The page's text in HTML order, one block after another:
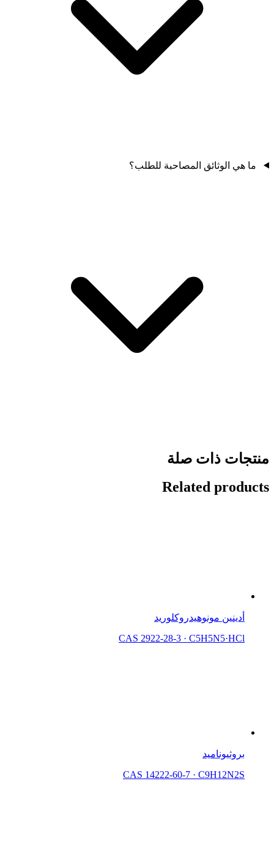
ما هي الوثائق المصاحبة للطلب؟
منتجات ذات صلة
Related products
أدينين مونوهيدروكلوريد
CAS 2922-28-3 · C5H5N5·HCl
بروثيوناميد
CAS 14222-60-7 · C9H12N2S